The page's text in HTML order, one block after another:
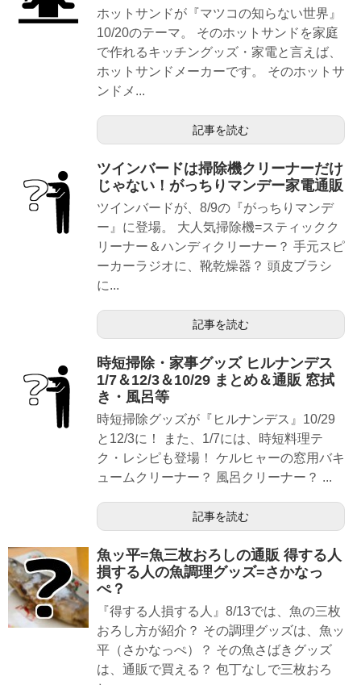
ホットサンドが『マツコの知らない世界』
10/20のテーマ。 そのホットサンドを家庭
で作れるキッチングッズ・家電と言えば、
ホットサンドメーカーです。 そのホットサ
ンドメ...
記事を読む
ツインバードは掃除機クリーナーだけ
じゃない！がっちりマンデー家電通販
ツインバードが、8/9の『がっちりマンデ
ー』に登場。 大人気掃除機=スティックク
リーナー＆ハンディクリーナー？ 手元スピ
ーカーラジオに、靴乾燥器？ 頭皮ブラシ
に...
記事を読む
時短掃除・家事グッズ ヒルナンデス
1/7＆12/3＆10/29 まとめ＆通販 窓拭
き・風呂等
時短掃除グッズが『ヒルナンデス』10/29
と12/3に！ また、1/7には、時短料理テ
ク・レシピも登場！ ケルヒャーの窓用バキ
ュームクリーナー？ 風呂クリーナー？ ...
記事を読む
魚ッ平=魚三枚おろしの通販 得する人
損する人の魚調理グッズ=さかなっ
ぺ？
『得する人損する人』8/13では、魚の三枚
おろし方が紹介？ その調理グッズは、魚ッ
平（さかなっぺ）？ その魚さばきグッズ
は、通販で買える？ 包丁なしで三枚おろ